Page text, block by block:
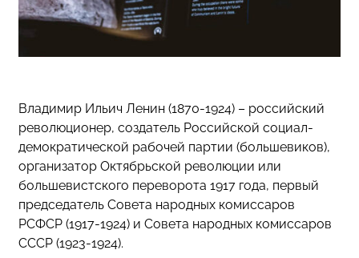
Владимир Ильич Ленин (1870-1924) – российский
революционер, создатель Российской социал-
демократической рабочей партии (большевиков),
организатор Октябрьской революции или
большевистского переворота 1917 года, первый
председатель Совета народных комиссаров
РСФСР (1917-1924) и Совета народных комиссаров
СССР (1923-1924).